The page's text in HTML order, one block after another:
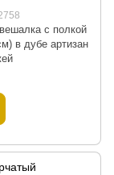
с полкой
в дубе артизан